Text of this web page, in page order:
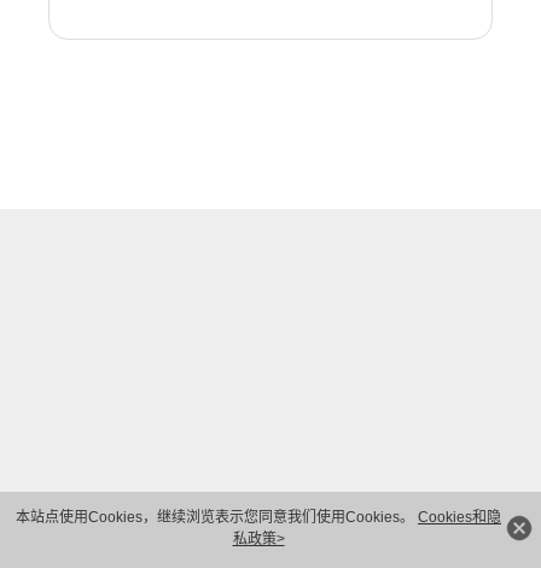
本站点使用Cookies，继续浏览表示您同意我们使用Cookies。 Cookies和隐
私政策>